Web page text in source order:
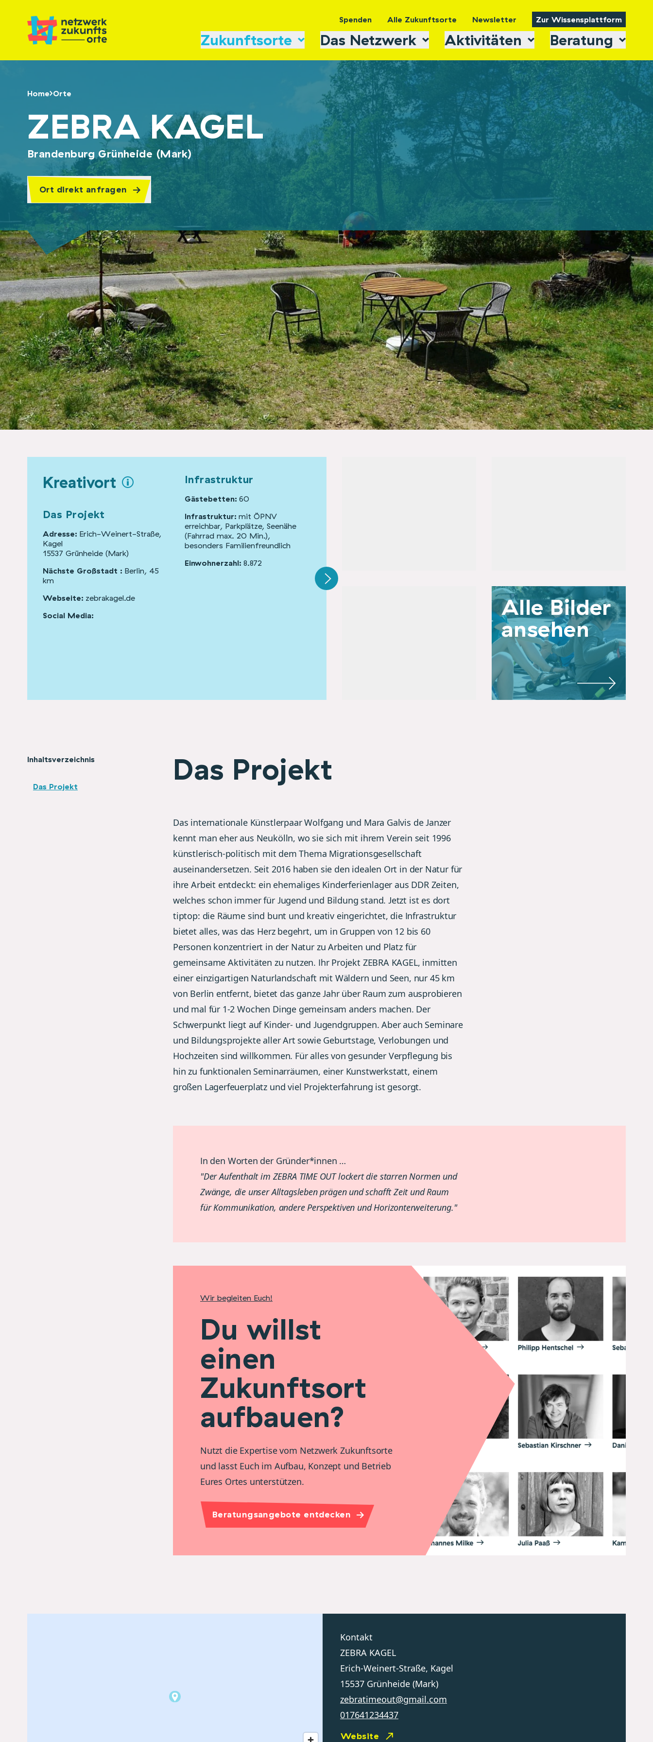
Spenden Alle Zukunftsorte Newsletter Zur Wissensplattform
Zukunftsorte Das Netzwerk Aktivitäten Beratung
Home Orte
ZEBRA KAGEL
Brandenburg Grünheide (Mark)
Ort direkt anfragen
Alle Bilder
ansehen
Kreativort
Das Projekt
Adresse: Erich-Weinert-Straße,
Kagel
15537 Grünheide (Mark)
Nächste Großstadt : Berlin, 45
km
Webseite: zebrakagel.de
Social Media:
Infrastruktur
Gästebetten: 60
Infrastruktur: mit ÖPNV
erreichbar, Parkplätze, Seenähe
(Fahrrad max. 20 Min.),
besonders Familienfreundlich
Einwohnerzahl: 8.872
Inhaltsverzeichnis
Das Projekt Das Projekt
Das internationale Künstlerpaar Wolfgang und Mara Galvis de Janzer
kennt man eher aus Neukölln, wo sie sich mit ihrem Verein seit 1996
künstlerisch-politisch mit dem Thema Migrationsgesellschaft
auseinandersetzen. Seit 2016 haben sie den idealen Ort in der Natur für
ihre Arbeit entdeckt: ein ehemaliges Kinderferienlager aus DDR Zeiten,
welches schon immer für Jugend und Bildung stand. Jetzt ist es dort
tiptop: die Räume sind bunt und kreativ eingerichtet, die Infrastruktur
bietet alles, was das Herz begehrt, um in Gruppen von 12 bis 60
Personen konzentriert in der Natur zu Arbeiten und Platz für
gemeinsame Aktivitäten zu nutzen. Ihr Projekt ZEBRA KAGEL, inmitten
einer einzigartigen Naturlandschaft mit Wäldern und Seen, nur 45 km
von Berlin entfernt, bietet das ganze Jahr über Raum zum ausprobieren
und mal für 1-2 Wochen Dinge gemeinsam anders machen. Der
Schwerpunkt liegt auf Kinder- und Jugendgruppen. Aber auch Seminare
und Bildungsprojekte aller Art sowie Geburtstage, Verlobungen und
Hochzeiten sind willkommen. Für alles von gesunder Verpflegung bis
hin zu funktionalen Seminarräumen, einer Kunstwerkstatt, einem
großen Lagerfeuerplatz und viel Projekterfahrung ist gesorgt.
In den Worten der Gründer*innen …
"Der Aufenthalt im ZEBRA TIME OUT lockert die starren Normen und
Zwänge, die unser Alltagsleben prägen und schafft Zeit und Raum
für Kommunikation, andere Perspektiven und Horizonterweiterung."
Wir begleiten Euch!
Du willst
einen
Zukunftsort
aufbauen?
Nutzt die Expertise vom Netzwerk Zukunftsorte
und lasst Euch im Aufbau, Konzept und Betrieb
Eures Ortes unterstützen.
Beratungsangebote entdecken
Kontakt
ZEBRA KAGEL
Erich-Weinert-Straße, Kagel
15537 Grünheide (Mark)
zebratimeout@gmail.com
017641234437
Website